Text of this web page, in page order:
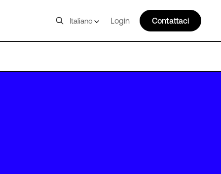
Italiano Login Contattaci
IAD44